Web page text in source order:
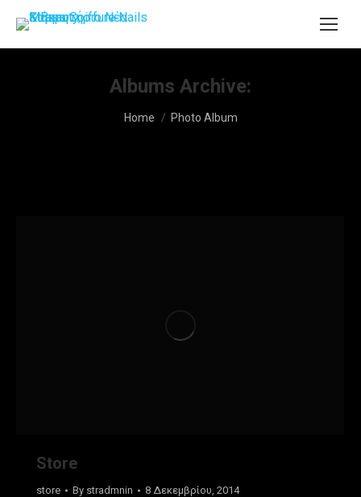
Albums Archive:
You are here:
Home Photo Album
Store
store By stradmnin 8 Δεκεμβρίου, 2014